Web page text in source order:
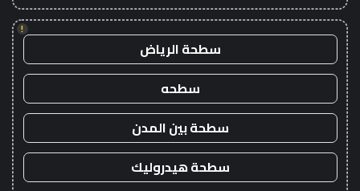
!
سطحة الرياض
سطحه
سطحة بين المدن
سطحة هيدروليك